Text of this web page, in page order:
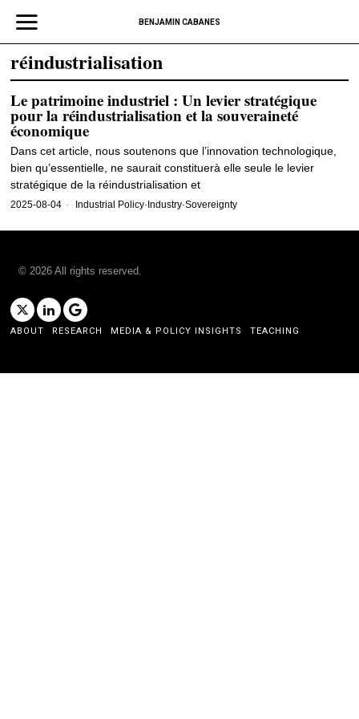
BENJAMIN CABANES
réindustrialisation
Le patrimoine industriel : Un levier stratégique
pour la réindustrialisation et la souveraineté
économique
Dans cet article, nous soutenons que l’innovation technologique,
bien qu’essentielle, ne saurait constituerà elle seule le levier
stratégique de la réindustrialisation et
2025-08-04 Industrial Policy· Industry·Sovereignty
©2026 All rights reserved.
ABOUT RESEARCH MEDIA & POLICY INSIGHTS TEACHING